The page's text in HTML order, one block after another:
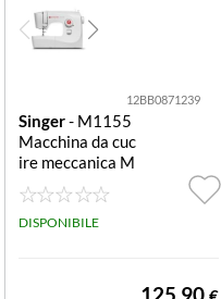
ne di marcia, bra
ccio libero.
12BB0871239
Singer- M1155
Macchina da cuc
ire meccanica M
1155
DISPONIBILE
125,90